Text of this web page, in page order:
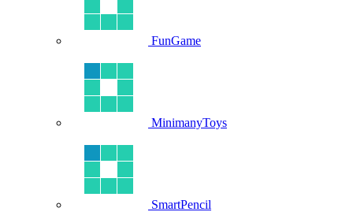
FunGame
MinimanyToys
SmartPencil